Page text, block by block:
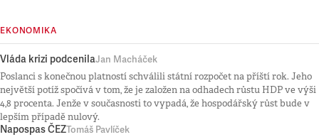
EKONOMIKA
Vláda krizi podcenilaJan Macháček
Poslanci s konečnou platností schválili státní rozpočet na příští rok. Jeho
největší potíž spočívá v tom, že je založen na odhadech růstu HDP ve výši
4,8 procenta. Jenže v současnosti to vypadá, že hospodářský růst bude v
lepším případě nulový.
Napospas ČEZTomáš Pavlíček